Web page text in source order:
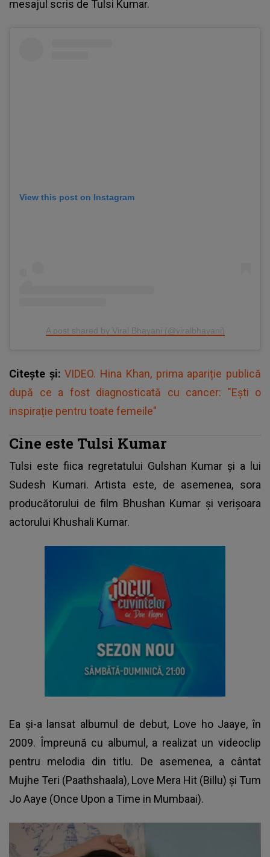
mesajul scris de Tulsi Kumar.
View this post on Instagram
A post shared by Viral Bhayani (@viralbhayani)
Citește și:VIDEO. Hina Khan, prima apariție publică
după ce a fost diagnosticată cu cancer: "Ești o
inspirație pentru toate femeile"
Cine este Tulsi Kumar
Tulsi este fiica regretatului Gulshan Kumar și a lui
Sudesh Kumari. Artista este, de asemenea, sora
producătorului de film Bhushan Kumar și verișoara
actorului Khushali Kumar.
Ea și-a lansat albumul de debut, Love ho Jaaye, în
2009. Împreună cu albumul, a realizat un videoclip
pentru melodia din titlu. De asemenea, a cântat
Mujhe Teri (Paathshaala), Love Mera Hit (Billu) și Tum
Jo Aaye (Once Upon a Time in Mumbaai).